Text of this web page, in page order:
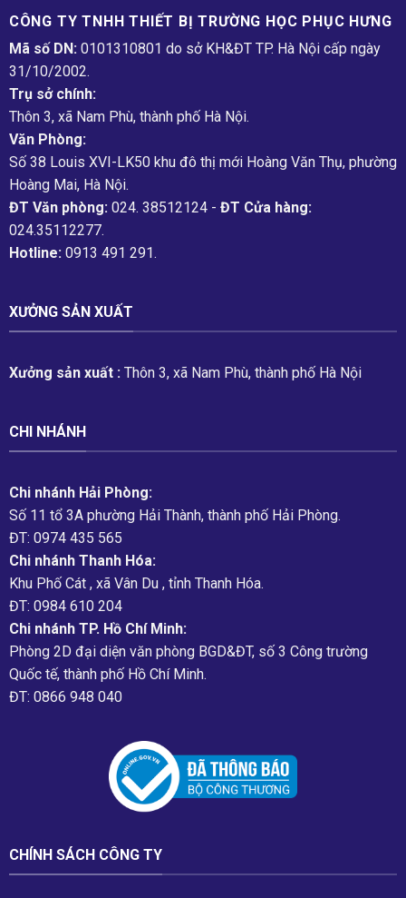
CÔNG TY TNHH THIẾT BỊ TRƯỜNG HỌC PHỤC H­ƯNG
Mã số DN: 0101310801 do sở KH&ĐT TP. Hà Nội cấp ngày
31/10/2002.
Trụ sở chính:
Thôn 3, xã Nam Phù, thành phố Hà Nội.
Văn Phòng:
Số 38 Louis XVI-LK50 khu đô thị mới Hoàng Văn Thụ, phường
Hoàng Mai, Hà Nội.
ĐT Văn phòng:024. 38512124 - ĐT Cửa hàng:
024.35112277.
Hotline:0913 491 291.
XƯỞNG SẢN XUẤT
Xưởng sản xuất :Thôn 3, xã Nam Phù, thành phố Hà Nội
CHI NHÁNH
Chi nhánh Hải Phòng:
Số 11 tổ 3A phường Hải Thành, thành phố Hải Phòng.
ĐT: 0974 435 565
Chi nhánh Thanh Hóa:
Khu Phố Cát , xã Vân Du , tỉnh Thanh Hóa.
ĐT: 0984 610 204
Chi nhánh TP. Hồ Chí Minh:
Phòng 2D đại diện văn phòng BGD&ĐT, số 3 Công trường
Quốc tế, thành phố Hồ Chí Minh.
ĐT: 0866 948 040
CHÍNH SÁCH CÔNG TY